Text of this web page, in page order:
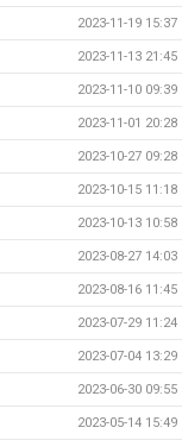
2023-11-19 15:37
2023-11-13 21:45
2023-11-10 09:39
2023-11-01 20:28
2023-10-27 09:28
2023-10-15 11:18
2023-10-13 10:58
2023-08-27 14:03
2023-08-16 11:45
2023-07-29 11:24
2023-07-04 13:29
2023-06-30 09:55
2023-05-14 15:49